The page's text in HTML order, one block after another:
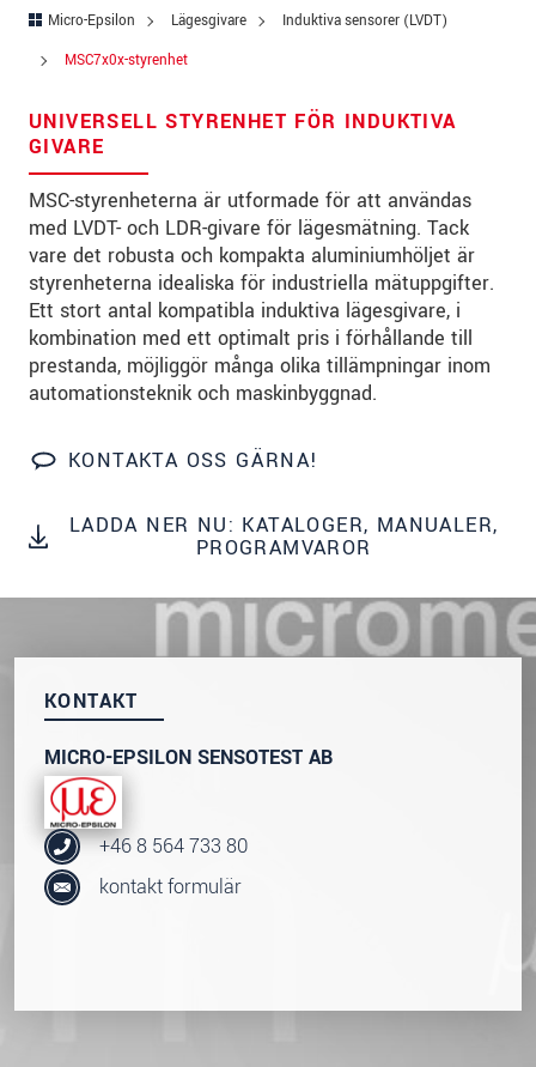
Micro-Epsilon Lägesgivare
Induktiva sensorer (LVDT)
MSC7x0x-styrenhet
UNIVERSELL STYRENHET FÖR INDUKTIVA
GIVARE
MSC-styrenheterna är utformade för att användas
med LVDT- och LDR-givare för lägesmätning. Tack
vare det robusta och kompakta aluminiumhöljet är
styrenheterna idealiska för industriella mätuppgifter.
Ett stort antal kompatibla induktiva lägesgivare, i
kombination med ett optimalt pris i förhållande till
prestanda, möjliggör många olika tillämpningar inom
automationsteknik och maskinbyggnad.
KONTAKTA OSS GÄRNA!
LADDA NER NU: KATALOGER, MANUALER,
PROGRAMVAROR
KONTAKT
MICRO-EPSILON SENSOTEST AB
+46 8 564 733 80
kontakt formulär
Gata
Postnummer*
Ort*
Telefon *
E-post*
Meddelande*
* Obligatoriska fält
integritetspolicy.